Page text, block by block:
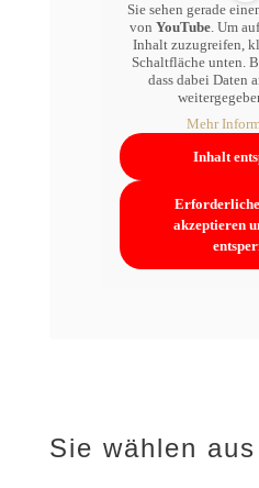
Sie sehen gerade
von YouTube. Um
Inhalt zuzugreifen,
Schaltfläche unten.
dass dabei Daten
Mehr
Inhalt
akzeptieren
Sie wählen